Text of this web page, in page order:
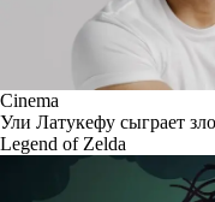
Cinema
Ули Латукефу сыграет
Legend of Zelda